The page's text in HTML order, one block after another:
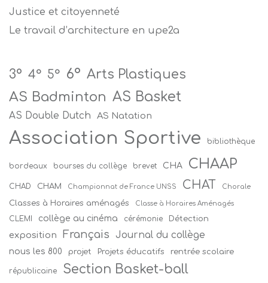
Justice et citoyenneté
Le travail d’architecture en upe2a
3° 4° 5° 6° Arts Plastiques
AS Badminton AS Basket
AS Double Dutch AS Natation
Association Sportive bibliothèque
bordeaux bourses du collège brevet CHA CHAAP
CHAD CHAM Championnat de France UNSS CHAT Chorale
Classes à Horaires aménagés Classe à Horaires Aménagés
CLEMI collège au cinéma cérémonie Détection
exposition Français Journal du collège
nous les 800 projet Projets éducatifs rentrée scolaire
républicaine Section Basket-ball